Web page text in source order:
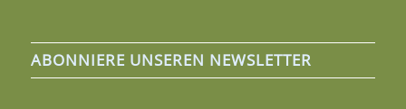
ABONNIERE UNSEREN NEWSLETTER